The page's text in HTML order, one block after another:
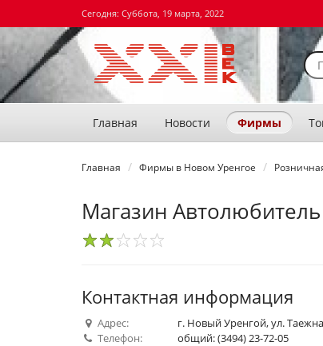
Сегодня: Суббота, 19 марта, 2022
Главная Новости Фирмы
Главная Фирмы в Новом Уренгое
Магазин Автолюбитель
Контактная информация
Адрес:
г. Новый Уренгой, ул.
Телефон:
общий: (3494) 23-72-05